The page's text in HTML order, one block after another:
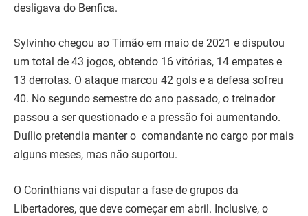
desligava do Benfica.
Sylvinho chegou ao Timão em maio de 2021 e disputou
um total de 43 jogos, obtendo 16 vitórias, 14 empates e
13 derrotas. O ataque marcou 42 gols e a defesa sofreu
40. No segundo semestre do ano passado, o treinador
passou a ser questionado e a pressão foi aumentando.
Duílio pretendia manter o comandante no cargo por mais
alguns meses, mas não suportou.
O Corinthians vai disputar a fase de grupos da
Libertadores, que deve começar em abril. Inclusive, o